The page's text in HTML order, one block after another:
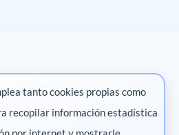
Marketing digital
tanto cookies propias como
recopilar información estadística